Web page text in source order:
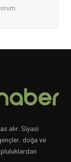
alır. Siyasi
doğa ve